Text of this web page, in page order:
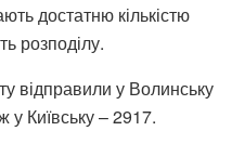
достатню кількістю
розподілу.
відправили у Волинську
у Київську – 2917.